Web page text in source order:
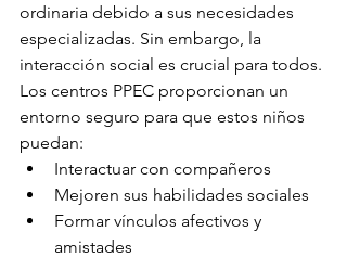
ordinaria debido a sus necesidades
especializadas. Sin embargo, la
interacción social es crucial para todos.
Los centros PPEC proporcionan un
entorno seguro para que estos niños
puedan:
Interactuar con compañeros
Mejoren sus habilidades sociales
Formar vínculos afectivos y
amistades